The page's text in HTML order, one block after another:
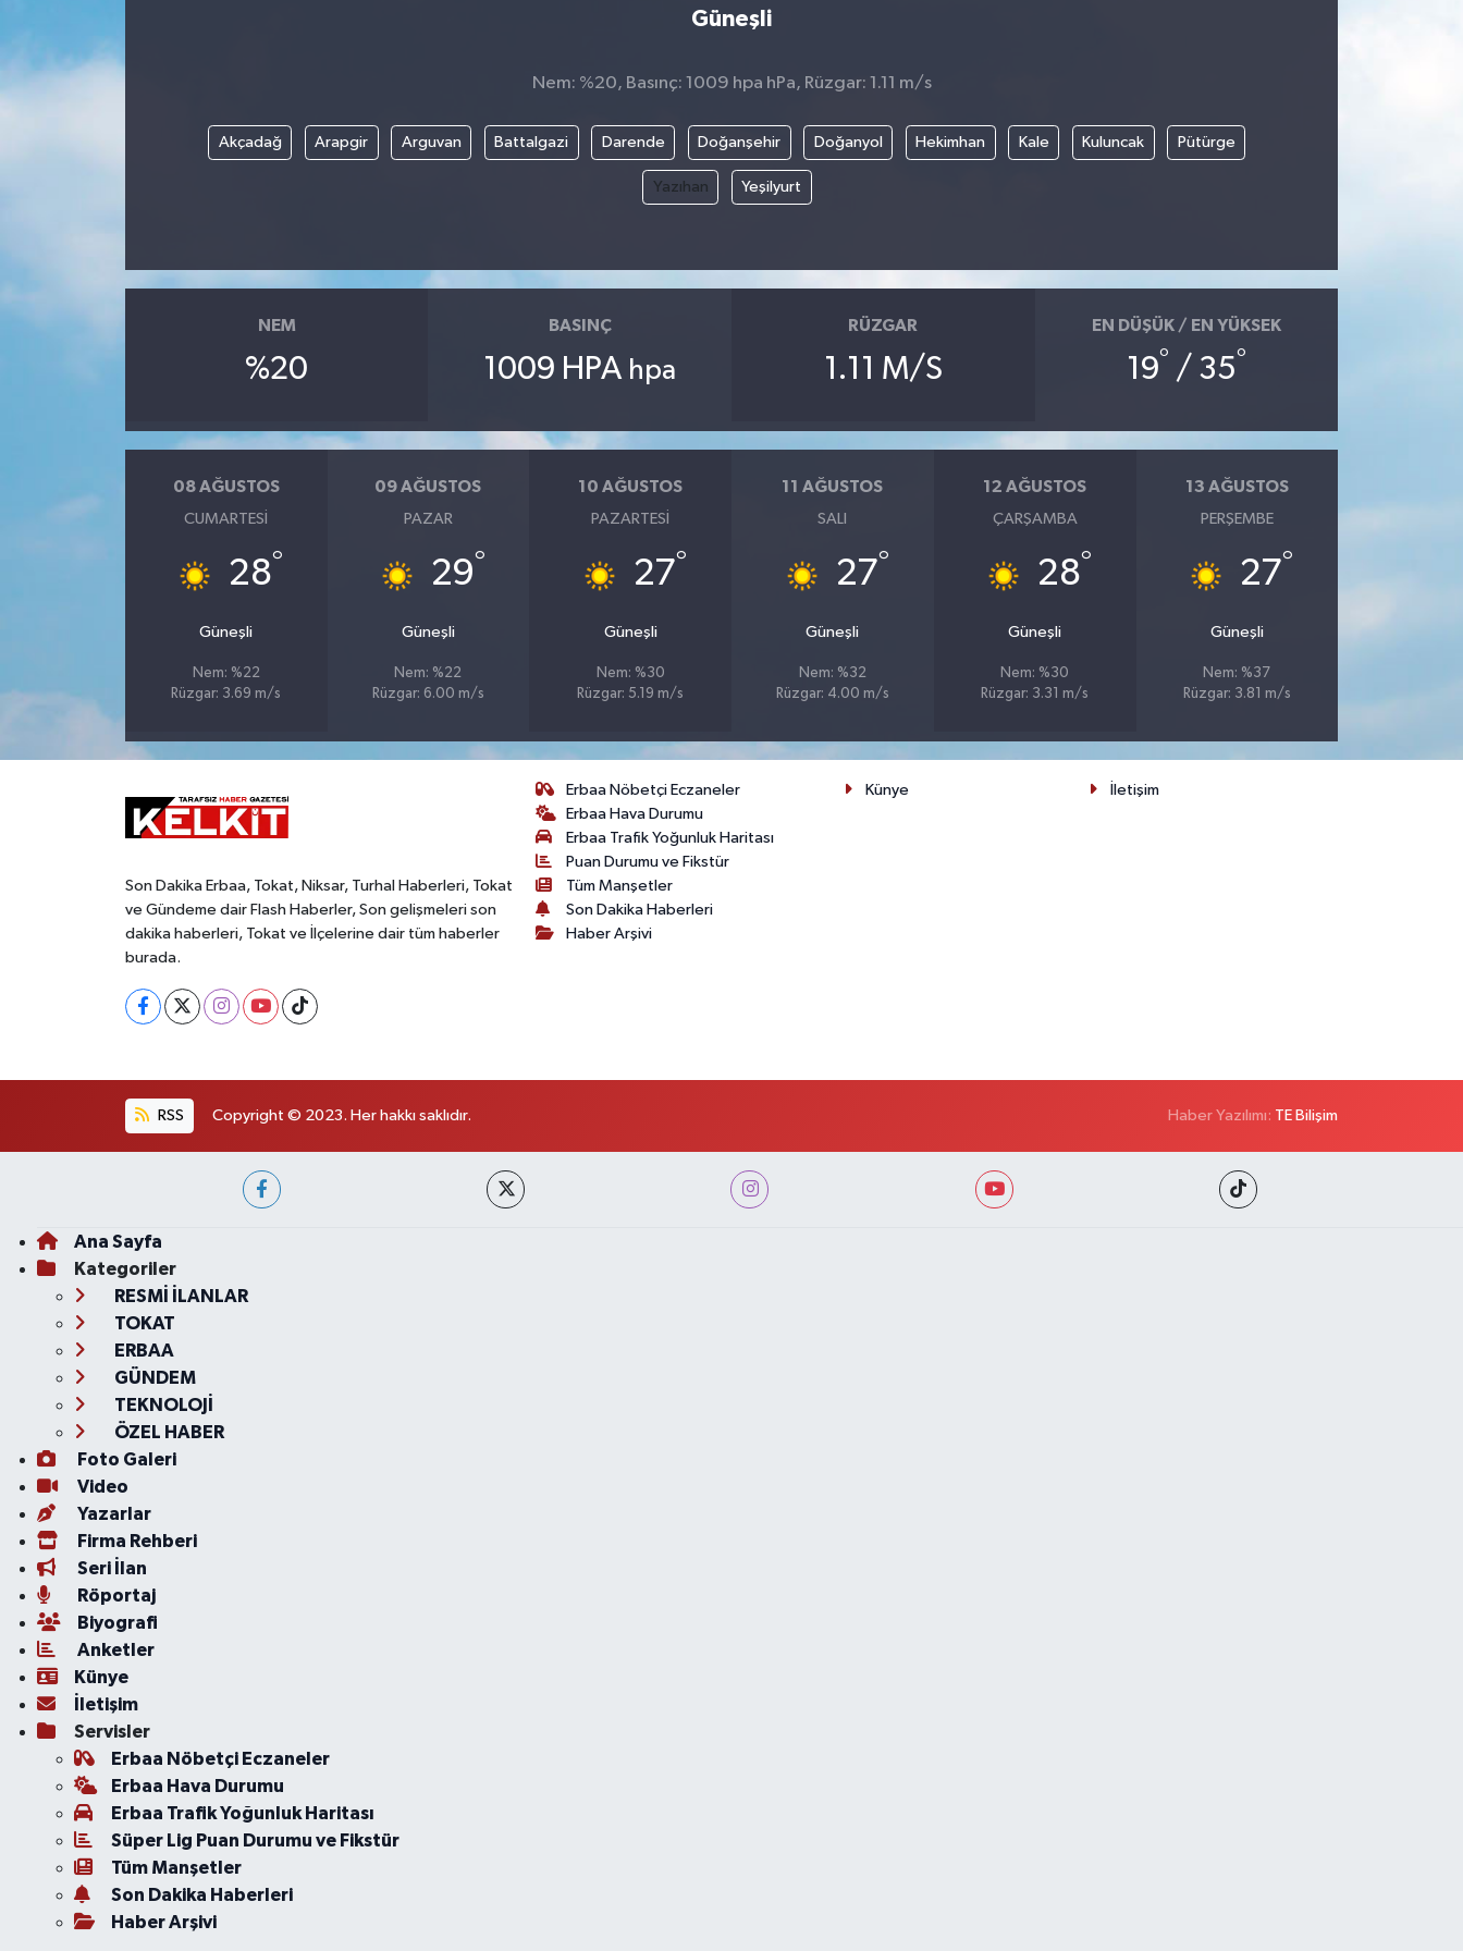
Güneşli
Nem: %20, Basınç: 1009 hpa hPa, Rüzgar: 1.11 m/s
Akçadağ Arapgir Arguvan Battalgazi Darende Doğanşehir Doğanyol Hekimhan Kale Kuluncak Pütürge
Yazıhan Yeşilyurt
NEM
%20
BASINÇ
1009 HPA hpa
RÜZGAR
1.11 M/S
EN DÜŞÜK / EN YÜKSEK
19° / 35°
08 AĞUSTOS
CUMARTESI
28°
Güneşli
Nem: %22
Rüzgar: 3.69 m/s
09 AĞUSTOS
PAZAR
29°
Güneşli
Nem: %22
Rüzgar: 6.00 m/s
10 AĞUSTOS
PAZARTESI
27°
Güneşli
Nem: %30
Rüzgar: 5.19 m/s
11 AĞUSTOS
SALI
27°
Güneşli
Nem: %32
Rüzgar: 4.00 m/s
12 AĞUSTOS
ÇARŞAMBA
28°
Güneşli
Nem: %30
Rüzgar: 3.31 m/s
13 AĞUSTOS
PERŞEMBE
27°
Güneşli
Nem: %37
Rüzgar: 3.81 m/s
Son Dakika Erbaa, Tokat, Niksar, Turhal Haberleri, Tokat
ve Gündeme dair Flash Haberler, Son gelişmeleri son
dakika haberleri, Tokat ve İlçelerine dair tüm haberler
burada.
Erbaa Nöbetçi Eczaneler
Erbaa Hava Durumu
Erbaa Trafik Yoğunluk Haritası
Puan Durumu ve Fikstür
Tüm Manşetler
Son Dakika Haberleri
Haber Arşivi
Künye İletişim
RSS Copyright © 2023. Her hakkı saklıdır. Haber Yazılımı: TE Bilişim
Ana Sayfa
Kategoriler
RESMİ İLANLAR
TOKAT
ERBAA
GÜNDEM
TEKNOLOJİ
ÖZEL HABER
Foto Galeri
Video
Yazarlar
Firma Rehberi
Seri İlan
Röportaj
Biyografi
Anketler
Künye
İletişim
Servisler
Erbaa Nöbetçi Eczaneler
Erbaa Hava Durumu
Erbaa Trafik Yoğunluk Haritası
Süper Lig Puan Durumu ve Fikstür
Tüm Manşetler
Son Dakika Haberleri
Haber Arşivi